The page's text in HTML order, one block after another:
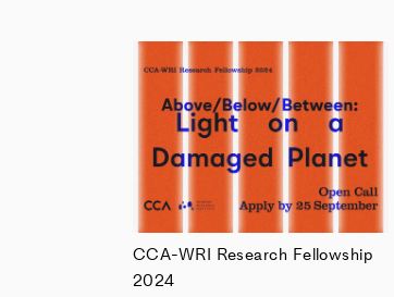
CCA-WRI Research Fellowship
2024